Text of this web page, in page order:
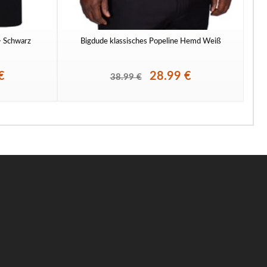
Schwarz Bigdude klassisches Popeline Hemd Weiß
38.99 € 28.99 €